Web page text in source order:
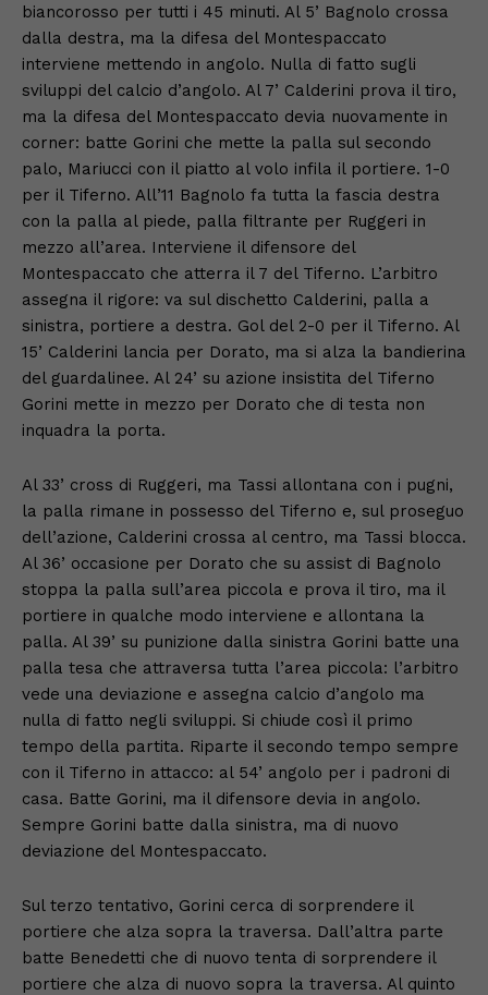
biancorosso per tutti i 45 minuti. Al 5’ Bagnolo crossa
dalla destra, ma la difesa del Montespaccato
interviene mettendo in angolo. Nulla di fatto sugli
sviluppi del calcio d’angolo. Al 7’ Calderini prova il tiro,
ma la difesa del Montespaccato devia nuovamente in
corner: batte Gorini che mette la palla sul secondo
palo, Mariucci con il piatto al volo infila il portiere. 1-0
per il Tiferno. All’11 Bagnolo fa tutta la fascia destra
con la palla al piede, palla filtrante per Ruggeri in
mezzo all’area. Interviene il difensore del
Montespaccato che atterra il 7 del Tiferno. L’arbitro
assegna il rigore: va sul dischetto Calderini, palla a
sinistra, portiere a destra. Gol del 2-0 per il Tiferno. Al
15’ Calderini lancia per Dorato, ma si alza la bandierina
del guardalinee. Al 24’ su azione insistita del Tiferno
Gorini mette in mezzo per Dorato che di testa non
inquadra la porta.
Al 33’ cross di Ruggeri, ma Tassi allontana con i pugni,
la palla rimane in possesso del Tiferno e, sul proseguo
dell’azione, Calderini crossa al centro, ma Tassi blocca.
Al 36’ occasione per Dorato che su assist di Bagnolo
stoppa la palla sull’area piccola e prova il tiro, ma il
portiere in qualche modo interviene e allontana la
palla. Al 39’ su punizione dalla sinistra Gorini batte una
palla tesa che attraversa tutta l’area piccola: l’arbitro
vede una deviazione e assegna calcio d’angolo ma
nulla di fatto negli sviluppi. Si chiude così il primo
tempo della partita. Riparte il secondo tempo sempre
con il Tiferno in attacco: al 54’ angolo per i padroni di
casa. Batte Gorini, ma il difensore devia in angolo.
Sempre Gorini batte dalla sinistra, ma di nuovo
deviazione del Montespaccato.
Sul terzo tentativo, Gorini cerca di sorprendere il
portiere che alza sopra la traversa. Dall’altra parte
batte Benedetti che di nuovo tenta di sorprendere il
portiere che alza di nuovo sopra la traversa. Al quinto